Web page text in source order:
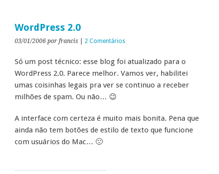
WordPress 2.0
03/01/2006 por francis 2 Comentários
Só um post técnico: esse blog foi atualizado para o
WordPress 2.0. Parece melhor. Vamos ver, habilitei
umas coisinhas legais pra ver se continuo a receber
milhões de spam. Ou não… 😉
A interface com certeza é muito mais bonita. Pena que
ainda não tem botões de estilo de texto que funcione
com usuários do Mac… 🙁